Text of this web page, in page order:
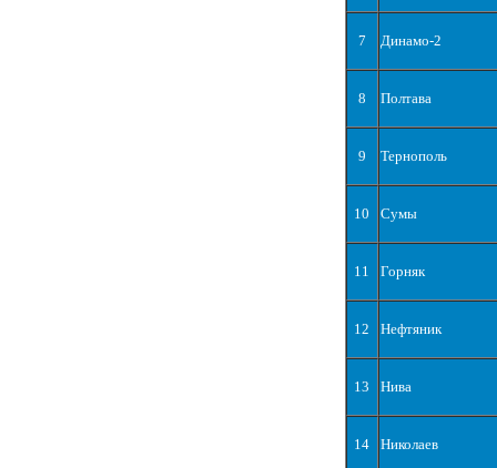
7 Динамо-2
8 Полтава
9 Тернополь
10 Сумы
11 Горняк
12 Нефтяник
13 Нива
14 Николаев